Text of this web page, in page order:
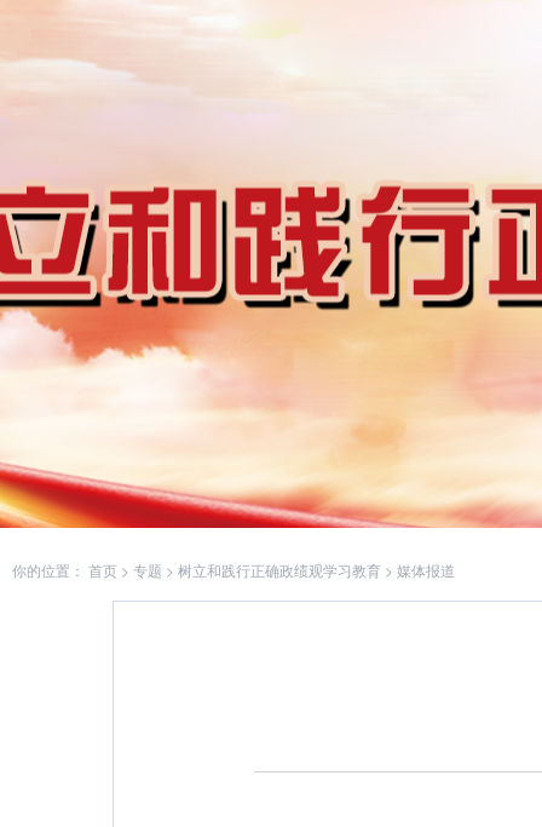
你的位置： 首页 > 专题 > 树立和践行正确政绩观学习教育 > 媒体报道